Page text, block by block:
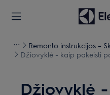
Remonto instrukcijos –
Džiovyklė - kaip pakeisti
Džiovyklė